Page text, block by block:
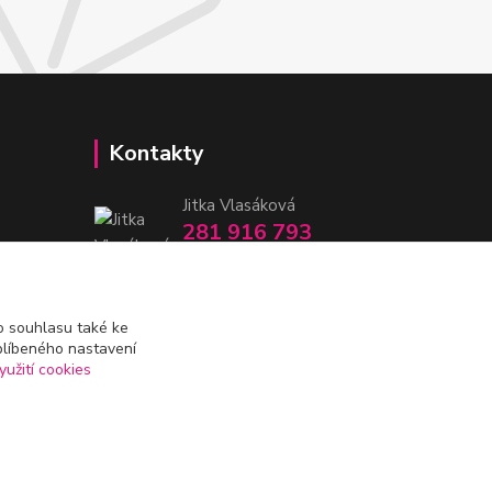
Kontakty
Jitka Vlasáková
281 916 793
souhlasu také ke
nastavení
cookies